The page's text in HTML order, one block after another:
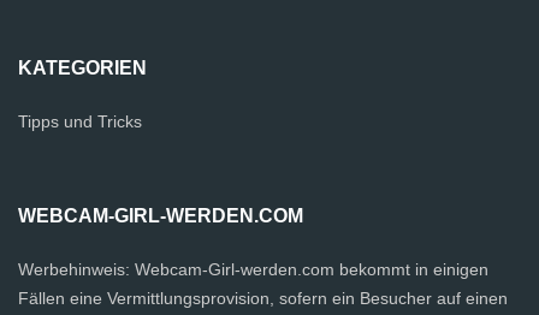
KATEGORIEN
Tipps und Tricks
WEBCAM-GIRL-WERDEN.COM
Werbehinweis: Webcam-Girl-werden.com bekommt in einigen
Fällen eine Vermittlungsprovision, sofern ein Besucher auf einen